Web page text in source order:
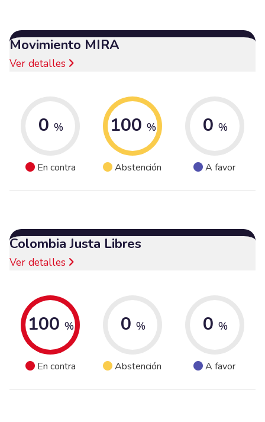
Movimiento MIRA
Ver detalles
0 %
En contra
100 %
Abstención
0 %
A favor
Colombia Justa Libres
Ver detalles
100 %
En contra
0 %
Abstención
0 %
A favor